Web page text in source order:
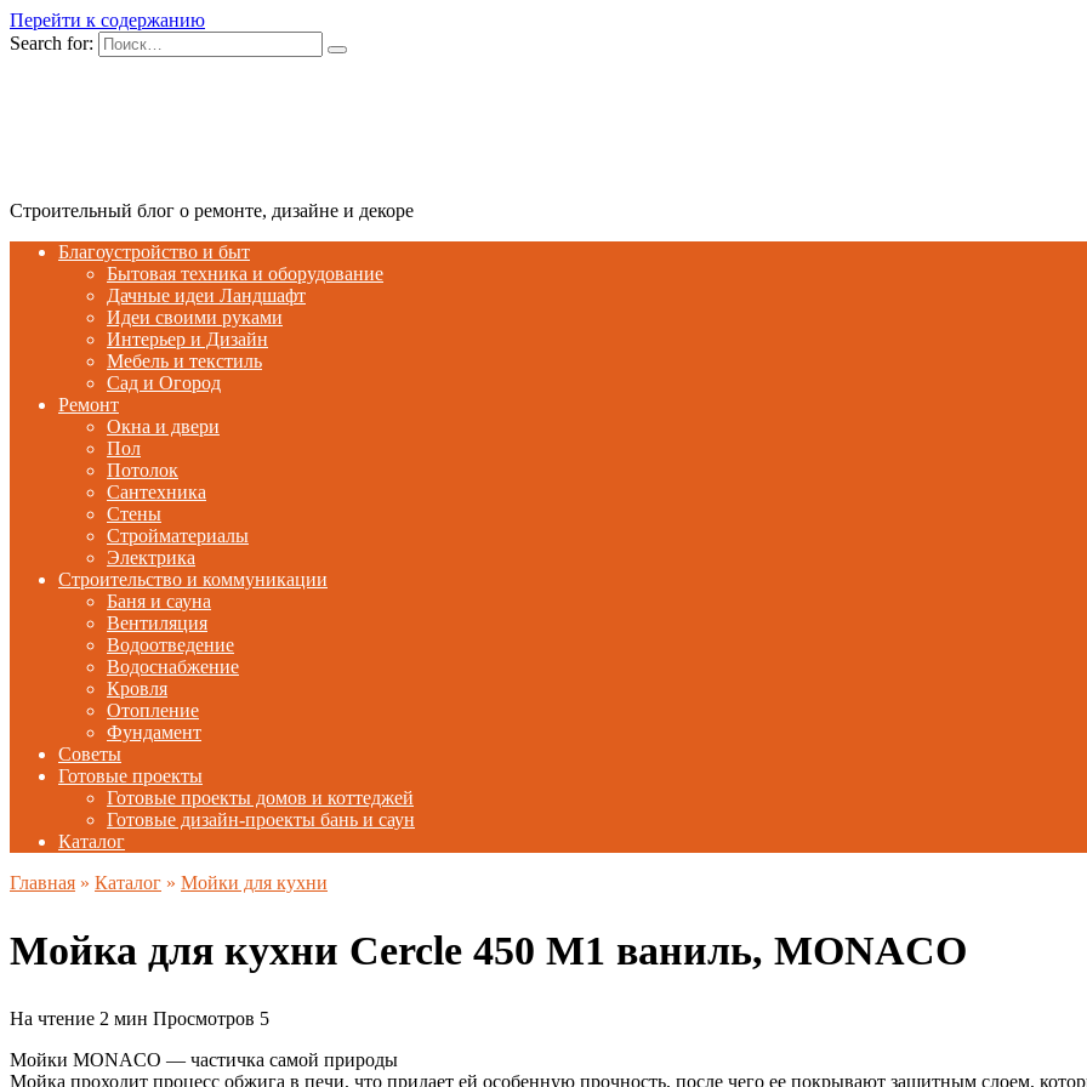
Перейти к содержанию
Search for:
Строительный блог о ремонте, дизайне и декоре
Благоустройство и быт
Бытовая техника и оборудование
Дачные идеи Ландшафт
Идеи своими руками
Интерьер и Дизайн
Мебель и текстиль
Сад и Огород
Ремонт
Окна и двери
Пол
Потолок
Сантехника
Стены
Стройматериалы
Электрика
Строительство и коммуникации
Баня и сауна
Вентиляция
Водоотведение
Водоснабжение
Кровля
Отопление
Фундамент
Советы
Готовые проекты
Готовые проекты домов и коттеджей
Готовые дизайн-проекты бань и саун
Каталог
Главная » Каталог » Мойки для кухни
Мойка для кухни Cercle 450 М1 ваниль, MONACO
На чтение 2 мин Просмотров 5
Мойки MONACO — частичка самой природы
Мойка проходит процесс обжига в печи, что придает ей особенную прочность, после чего ее покрывают защитным слоем,